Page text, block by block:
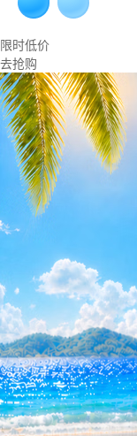
限时低价
去抢购